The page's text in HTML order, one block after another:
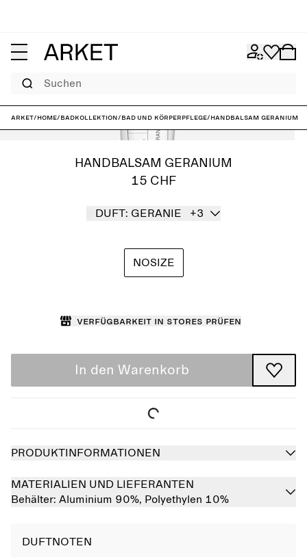
Suchen
ARKET/Home/Badkollektion/Bad und Körperpflege/Handbalsam Geranium
HANDBALSAM GERANIUM
15 CHF
DUFT: GERANIE +3
NOSIZE
Verfügbarkeit in Stores prüfen
In den Warenkorb
PRODUKTINFORMATIONEN
MATERIALIEN UND LIEFERANTEN
Behälter: Aluminium 90%, Polyethylen 10%
DUFTNOTEN